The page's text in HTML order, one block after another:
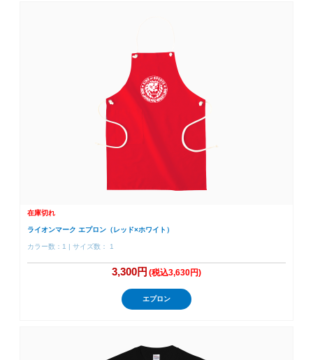
在庫切れ
ライオンマーク エプロン（レッド×ホワイト）
カラー数：1 | サイズ数： 1
3,300円 (税込3,630円)
エプロン